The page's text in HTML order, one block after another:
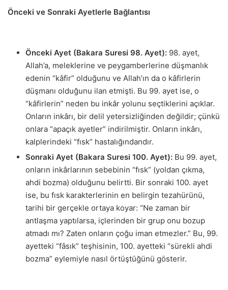
Önceki ve Sonraki Ayetlerle Bağlantısı
Önceki Ayet (Bakara Suresi 98. Ayet): 98. ayet,
Allah’a, meleklerine ve peygamberlerine düşmanlık
edenin “kâfir” olduğunu ve Allah’ın da o kâfirlerin
düşmanı olduğunu ilan etmişti. Bu 99. ayet ise, o
“kâfirlerin” neden bu inkâr yolunu seçtiklerini açıklar.
Onların inkârı, bir delil yetersizliğinden değildir; çünkü
onlara “apaçık ayetler” indirilmiştir. Onların inkârı,
kalplerindeki “fısk” hastalığındandır.
Sonraki Ayet (Bakara Suresi 100. Ayet): Bu 99. ayet,
onların inkârlarının sebebinin “fısk” (yoldan çıkma,
ahdi bozma) olduğunu belirtti. Bir sonraki 100. ayet
ise, bu fısk karakterlerinin en belirgin tezahürünü,
tarihi bir gerçekle ortaya koyar: “Ne zaman bir
antlaşma yaptılarsa, içlerinden bir grup onu bozup
atmadı mı? Zaten onların çoğu iman etmezler.” Bu, 99.
ayetteki “fâsık” teşhisinin, 100. ayetteki “sürekli ahdi
bozma” eylemiyle nasıl örtüştüğünü gösterir.